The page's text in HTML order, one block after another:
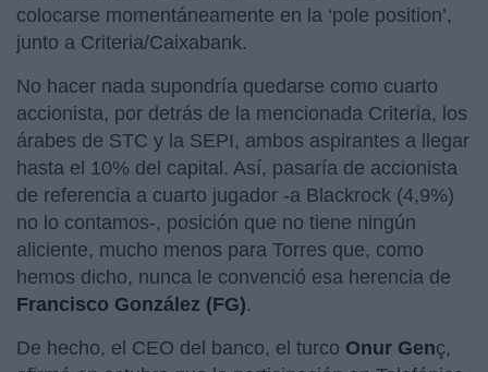
colocarse momentáneamente en la ‘pole position’,
junto a Criteria/Caixabank.
No hacer nada supondría quedarse como cuarto
accionista, por detrás de la mencionada Criteria, los
árabes de STC y la SEPI, ambos aspirantes a llegar
hasta el 10% del capital. Así, pasaría de accionista
de referencia a cuarto jugador -a Blackrock (4,9%)
no lo contamos-, posición que no tiene ningún
aliciente, mucho menos para Torres que, como
hemos dicho, nunca le convenció esa herencia de
Francisco González (FG).
De hecho, el CEO del banco, el turco Onur Genç,